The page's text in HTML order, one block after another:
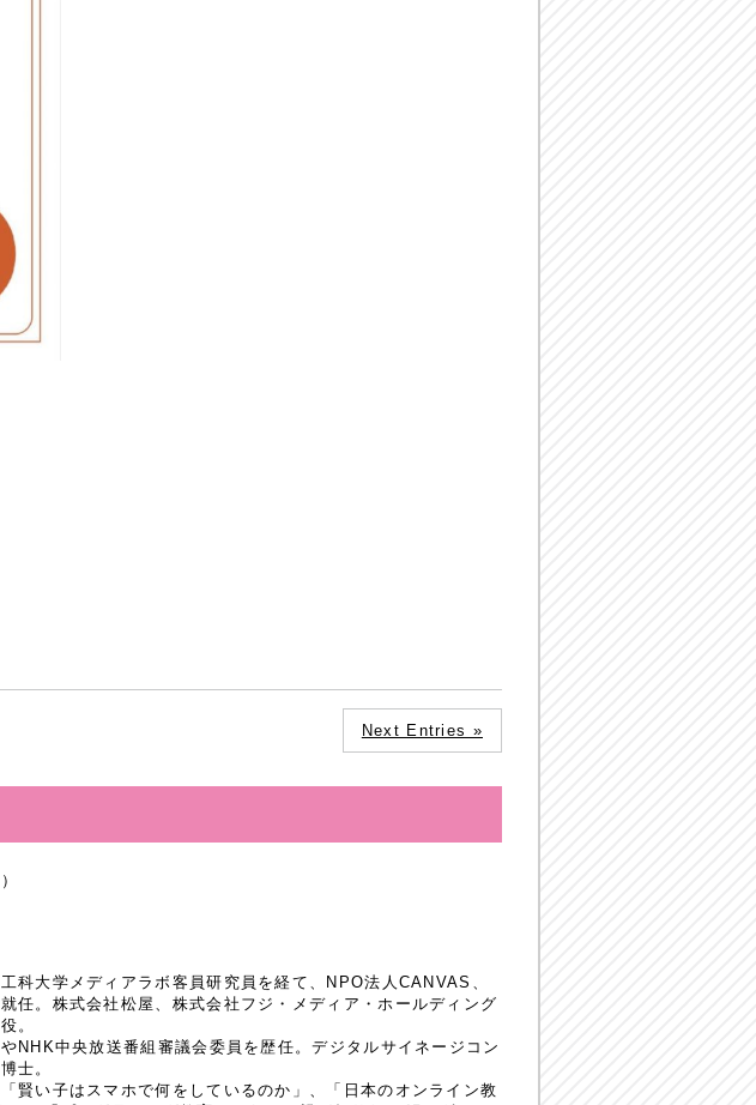
Next Entries »
科大学メディアラボ客員研究員を経て、NPO法人CANVAS、
任。株式会社松屋、株式会社フジ・メディア・ホールディング
。
NHK中央放送番組審議会委員を歴任。デジタルサイネージコン
士。
賢い子はスマホで何をしているのか」、「日本のオンライン教